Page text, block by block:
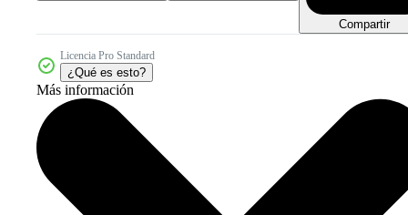
Compartir
Licencia Pro Standard
¿Qué es esto?
Más información